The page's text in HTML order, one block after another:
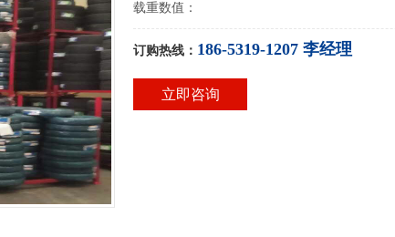
载重数值：
订购热线： 186-5319-1207 李经理
立即咨询